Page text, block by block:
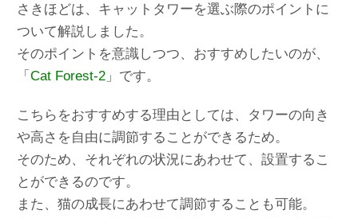
さきほどは、キャットタワーを選ぶ際のポイントに
ついて解説しました。
そのポイントを意識しつつ、おすすめしたいのが、
「 Cat Forest-2」です。
こちらをおすすめする理由としては、タワーの向き
や高さを自由に調節することができるため。
そのため、それぞれの状況にあわせて、設置するこ
とができるのです。
また、猫の成長にあわせて調節することも可能。